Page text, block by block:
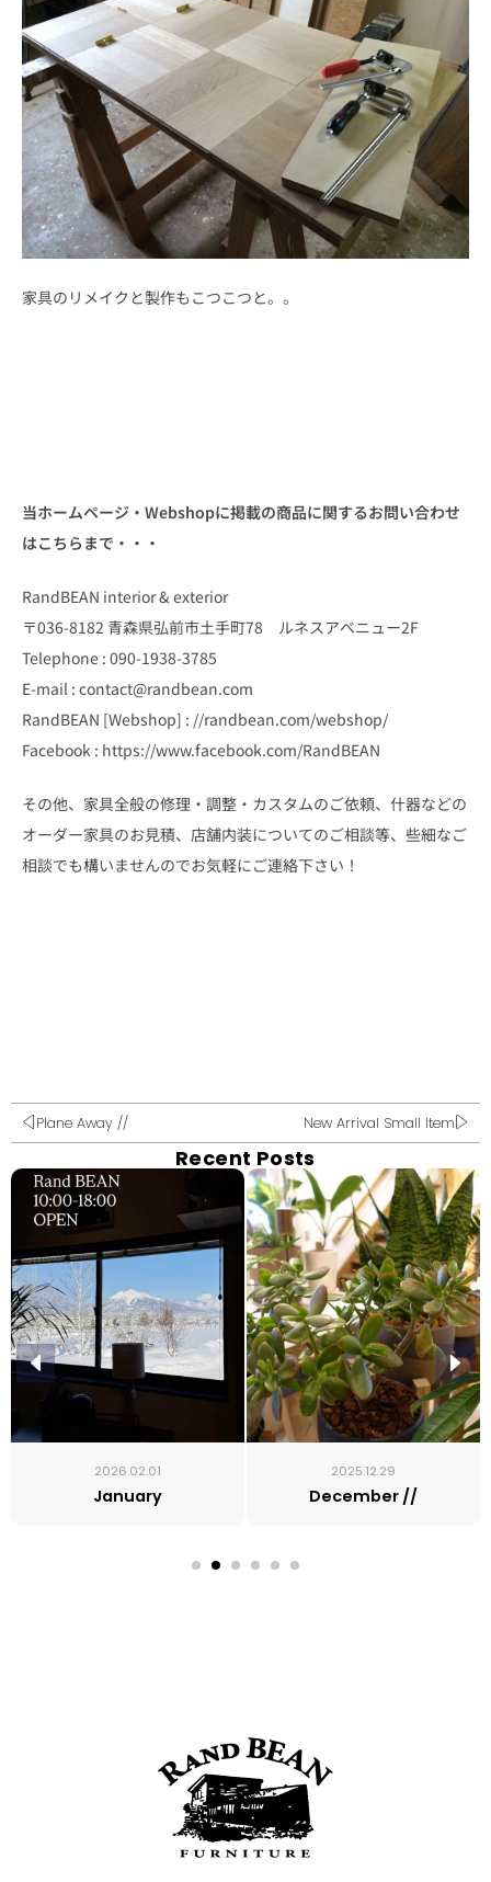
家具のリメイクと製作もこつこつと。。
当ホームページ・Webshopに掲載の商品に関するお問い合わせ
はこちらまで・・・
RandBEAN interior & exterior
〒036-8182 青森県弘前市土手町78 ルネスアベニュー2F
Telephone : 090-1938-3785
E-mail : contact@randbean.com
RandBEAN [Webshop] : //randbean.com/webshop/
Facebook : https://www.facebook.com/RandBEAN
その他、家具全般の修理・調整・カスタムのご依頼、什器などの
オーダー家具のお見積、店舗内装についてのご相談等、些細なご
相談でも構いませんのでお気軽にご連絡下さい！
Plane Away // New Arrival Small Item
Recent Posts
2026.02.01
January
2025.12.29
December //